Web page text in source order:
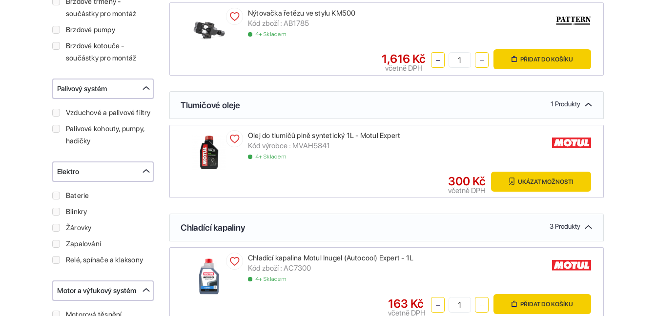
součástky pro montáž
Brzdové pumpy
Brzdové kotouče -
součástky pro montáž
Palivový systém
Vzduchové a palivové filtry
Palivové kohouty, pumpy,
hadičky
Elektro
Baterie
Blinkry
Žárovky
Zapalování
Relé, spínače a klaksony
Motor a výfukový systém
Nýtovačka řetězu ve stylu KM500
Kód zboží : AB1785
4+ Skladem
1,616 Kč
včetně DPH
PŘIDAT DO KOŠÍKU
Tlumičové oleje 1 Produkty
Olej do tlumičů plně syntetický 1L - Motul Expert
Kód výrobce : MVAH5841
4+ Skladem
300 Kč
včetně DPH
UKÁZAT MOŽNOSTI
Chladící kapaliny 3 Produkty
Chladící kapalina Motul Inugel (Autocool) Expert - 1L
Kód zboží : AC7300
4+ Skladem
163 Kč
včetně DPH
PŘIDAT DO KOŠÍKU